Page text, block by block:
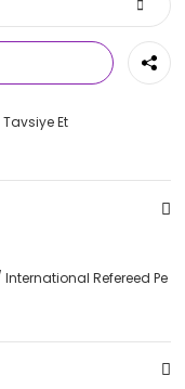
Tavsiye Et
International Refereed Pe